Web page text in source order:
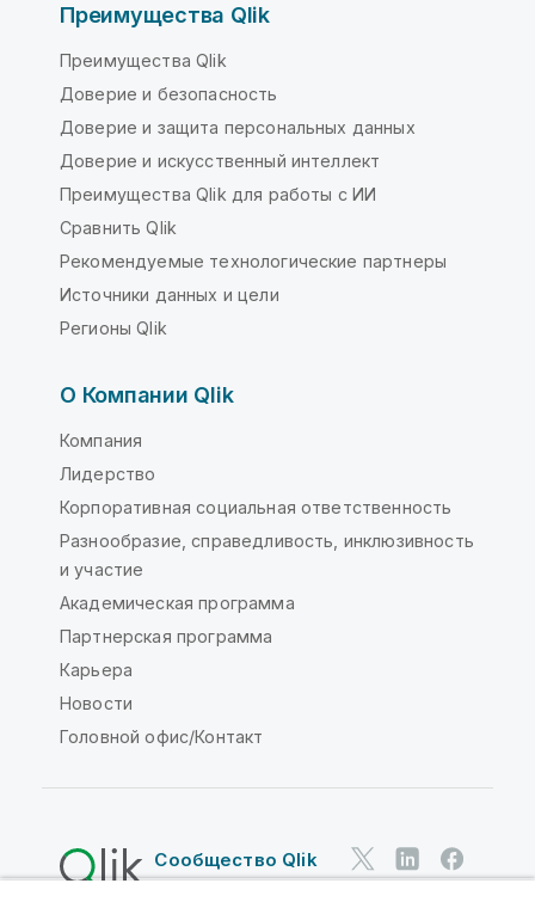
Преимущества Qlik
Преимущества Qlik
Доверие и безопасность
Доверие и защита персональных данных
Доверие и искусственный интеллект
Преимущества Qlik для работы с ИИ
Сравнить Qlik
Рекомендуемые технологические партнеры
Источники данных и цели
Регионы Qlik
О Компании Qlik
Компания
Лидерство
Корпоративная социальная ответственность
Разнообразие, справедливость, инклюзивность
и участие
Академическая программа
Партнерская программа
Карьера
Новости
Головной офис/Контакт
Сообщество Qlik